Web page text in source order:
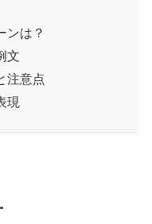
ンは？
文
注意点
現